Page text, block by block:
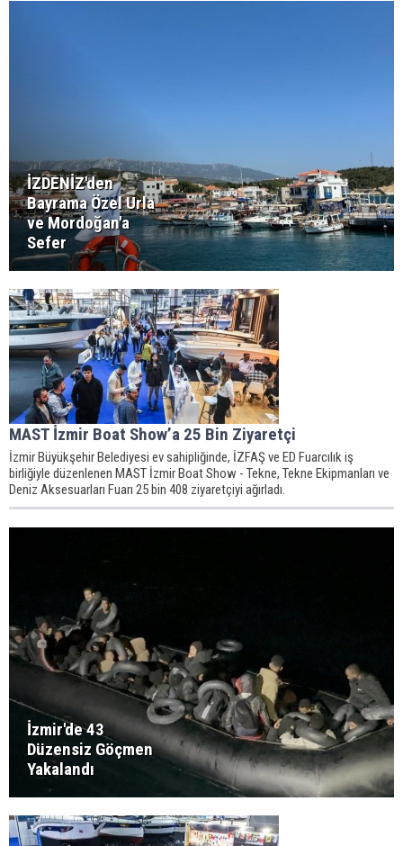
İZDENİZ'den
Bayrama Özel Urla
ve Mordoğan'a
Sefer
MAST İzmir Boat Show’a 25 Bin Ziyaretçi
İzmir Büyükşehir Belediyesi ev sahipliğinde, İZFAŞ ve ED Fuarcılık iş
birliğiyle düzenlenen MAST İzmir Boat Show - Tekne, Tekne Ekipmanları ve
Deniz Aksesuarları Fuarı 25 bin 408 ziyaretçiyi ağırladı.
İzmir'de 43
Düzensiz Göçmen
Yakalandı